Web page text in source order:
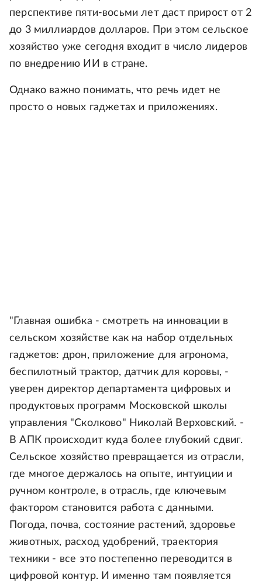
перспективе пяти-восьми лет даст прирост от 2
до 3 миллиардов долларов. При этом сельское
хозяйство уже сегодня входит в число лидеров
по внедрению ИИ в стране.
Однако важно понимать, что речь идет не
просто о новых гаджетах и приложениях.
"Главная ошибка - смотреть на инновации в
сельском хозяйстве как на набор отдельных
гаджетов: дрон, приложение для агронома,
беспилотный трактор, датчик для коровы, -
уверен директор департамента цифровых и
продуктовых программ Московской школы
управления "Сколково" Николай Верховский. -
В АПК происходит куда более глубокий сдвиг.
Сельское хозяйство превращается из отрасли,
где многое держалось на опыте, интуиции и
ручном контроле, в отрасль, где ключевым
фактором становится работа с данными.
Погода, почва, состояние растений, здоровье
животных, расход удобрений, траектория
техники - все это постепенно переводится в
цифровой контур. И именно там появляется